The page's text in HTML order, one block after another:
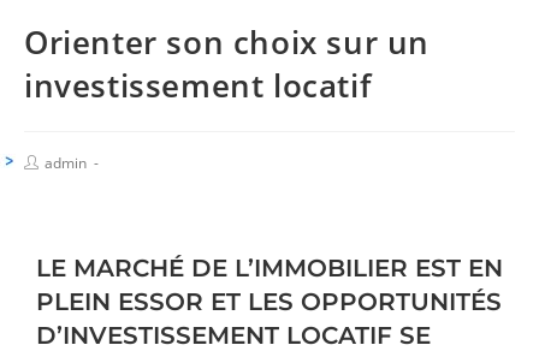
Orienter son choix sur un
investissement locatif
admin
LE MARCHÉ DE L’IMMOBILIER EST EN
PLEIN ESSOR ET LES OPPORTUNITÉS
D’INVESTISSEMENT LOCATIF SE